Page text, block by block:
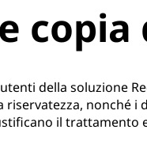
copia
della soluzione
nonché
il trattamento